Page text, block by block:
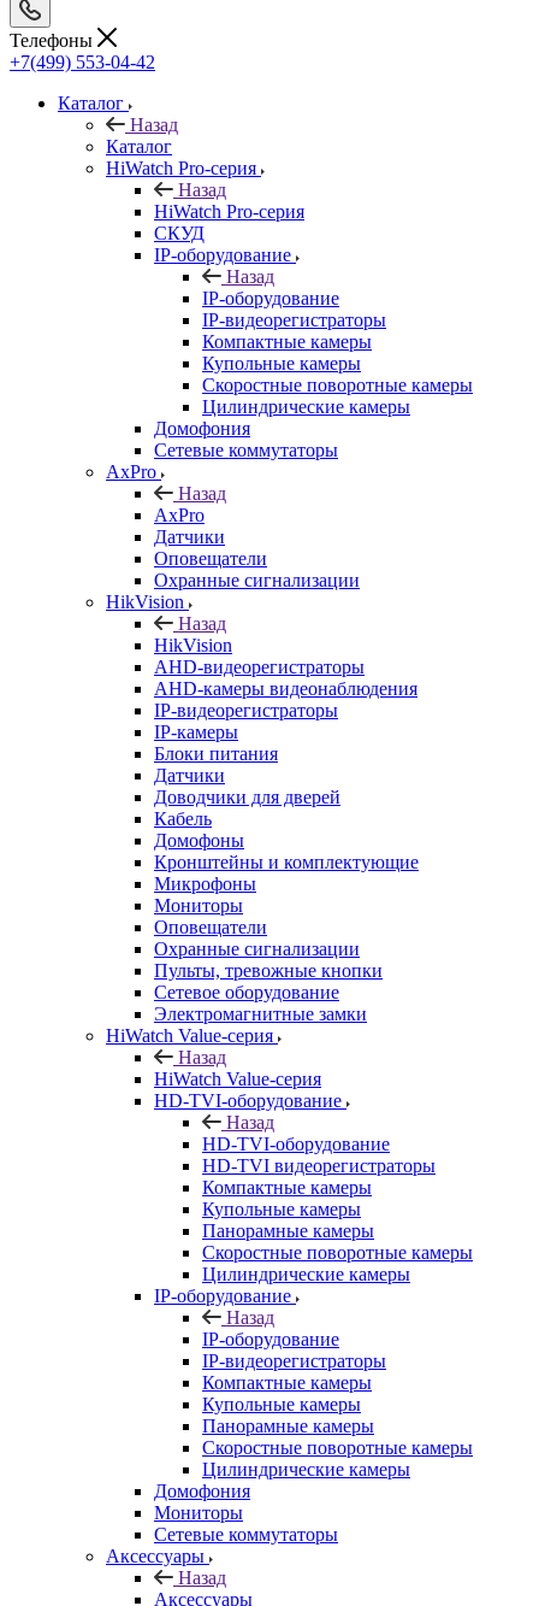
Телефоны
+7(499) 553-04-42
Каталог
Назад
Каталог
HiWatch Pro-серия
Назад
HiWatch Pro-серия
CКУД
IP-оборудование
Назад
IP-оборудование
IP-видеорегистраторы
Компактные камеры
Купольные камеры
Скоростные поворотные камеры
Цилиндрические камеры
Домофония
Сетевые коммутаторы
AxPro
Назад
AxPro
Датчики
Оповещатели
Охранные сигнализации
HikVision
Назад
HikVision
AHD-видеорегистраторы
AHD-камеры видеонаблюдения
IP-видеорегистраторы
IP-камеры
Блоки питания
Датчики
Доводчики для дверей
Кабель
Домофоны
Кронштейны и комплектующие
Микрофоны
Мониторы
Оповещатели
Охранные сигнализации
Пульты, тревожные кнопки
Сетевое оборудование
Электромагнитные замки
HiWatch Value-серия
Назад
HiWatch Value-серия
HD-TVI-оборудование
Назад
HD-TVI-оборудование
HD-TVI видеорегистраторы
Компактные камеры
Купольные камеры
Панорамные камеры
Скоростные поворотные камеры
Цилиндрические камеры
IP-оборудование
Назад
IP-оборудование
IP-видеорегистраторы
Компактные камеры
Купольные камеры
Панорамные камеры
Скоростные поворотные камеры
Цилиндрические камеры
Домофония
Мониторы
Сетевые коммутаторы
Аксессуары
Назад
Аксессуары